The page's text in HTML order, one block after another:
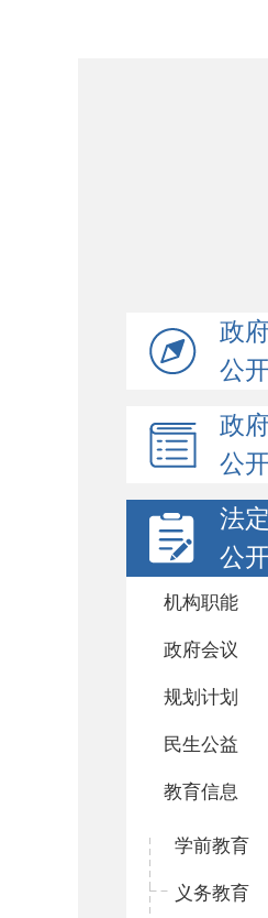
政
公
政
公
法
公
机构职能
政府会议
规划计划
民生公益
教育信息
学前教育
义务教育